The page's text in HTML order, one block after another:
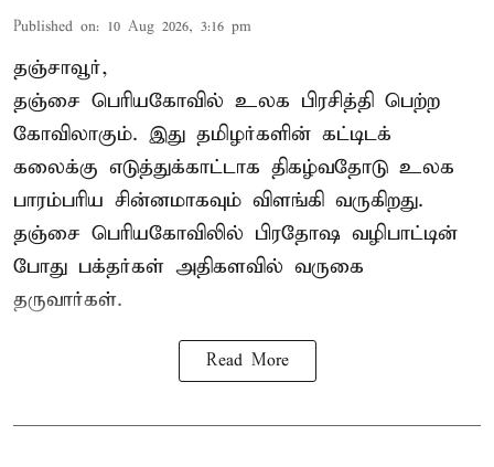
Published on: 10 Aug 2026, 3:16 pm
தஞ்சாவூர்,
தஞ்சை பெரியகோவில் உலக பிரசித்தி பெற்ற
கோவிலாகும். இது தமிழர்களின் கட்டிடக்
கலைக்கு எடுத்துக்காட்டாக திகழ்வதோடு உலக
பாரம்பரிய சின்னமாகவும் விளங்கி வருகிறது.
தஞ்சை பெரியகோவிலில் பிரதோஷ வழிபாட்டின்
போது பக்தர்கள் அதிகளவில் வருகை
தருவார்கள்.
Read More